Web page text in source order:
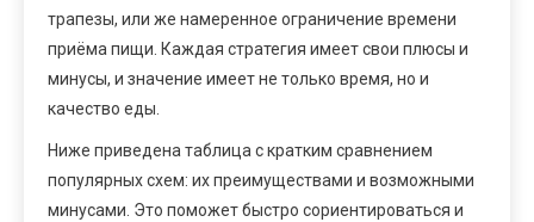
трапезы, или же намеренное ограничение времени
приёма пищи. Каждая стратегия имеет свои плюсы и
минусы, и значение имеет не только время, но и
качество еды.
Ниже приведена таблица с кратким сравнением
популярных схем: их преимуществами и возможными
минусами. Это поможет быстро сориентироваться и